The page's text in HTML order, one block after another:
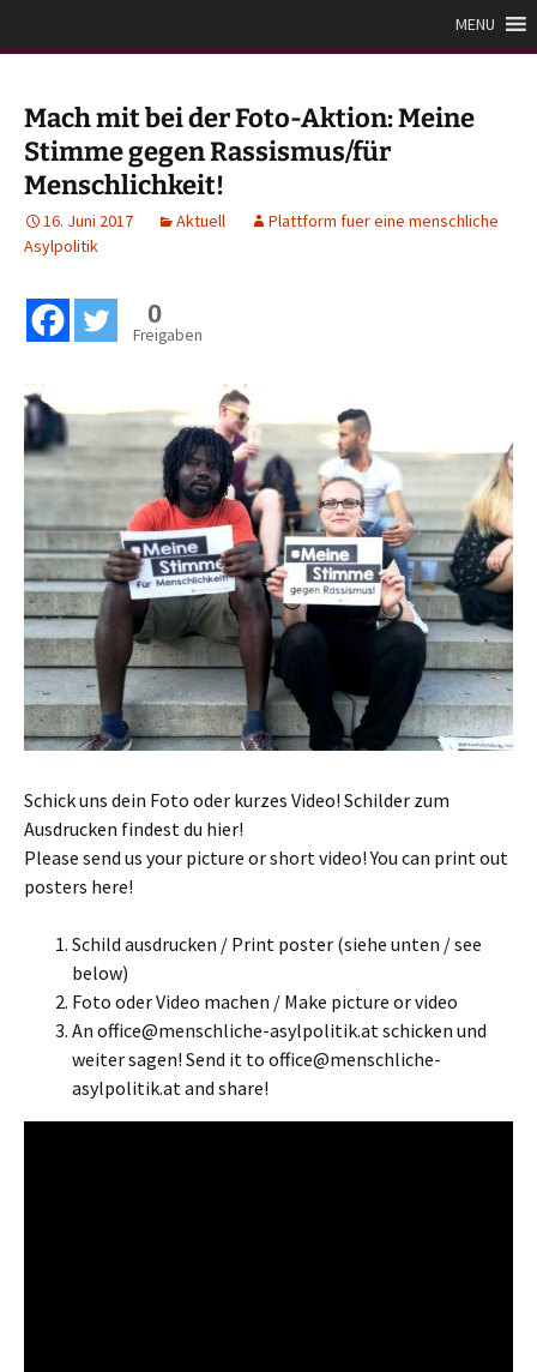
Inhaltmenschliche Asylpolitik
MENU
Mach mit bei der Foto-Aktion: Meine
Stimme gegen Rassismus/für
Menschlichkeit!
16. Juni 2017 Aktuell
Plattform fuer eine menschliche
Asylpolitik
0
Freigaben
Schick uns dein Foto oder kurzes Video! Schilder zum
Ausdrucken findest du hier!
Please send us your picture or short video! You can print out
posters here!
Schild ausdrucken / Print poster (siehe unten / see
below)
Foto oder Video machen / Make picture or video
An office@menschliche-asylpolitik.at schicken und
weiter sagen! Send it to office@menschliche-
asylpolitik.at and share!